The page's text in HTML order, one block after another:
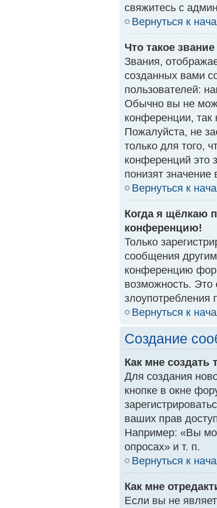
свяжитесь с
Вернуться к
Что такое
Звания,
созданных вами
пользователей:
Обычно вы не
конференции, так
Пожалуйста, не
только для того,
конференций это
понизят
Вернуться к
Когда я щёлкаю
конференцию!
Только
сообщения
конференцию
возможность. Это
злоупотребления
Вернуться к
Создание
Как мне создать
Для создания
кнопке в окне
ваших прав
Например: «Вы
опросах» и т. п.
Вернуться к
Как мне
Если вы не